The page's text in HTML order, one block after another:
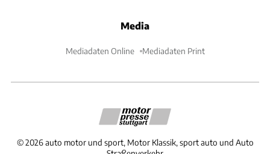
Media
Mediadaten Online Mediadaten Print
©2026 auto motor und sport, Motor Klassik, sport auto und Auto